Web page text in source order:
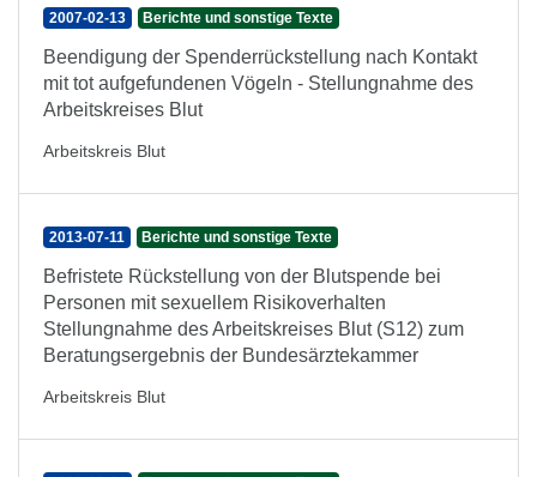
2007-02-13 Berichte und sonstige Texte
Beendigung der Spenderrückstellung nach Kontakt
mit tot aufgefundenen Vögeln - Stellungnahme des
Arbeitskreises Blut
Arbeitskreis Blut
2013-07-11 Berichte und sonstige Texte
Befristete Rückstellung von der Blutspende bei
Personen mit sexuellem Risikoverhalten
Stellungnahme des Arbeitskreises Blut (S12) zum
Beratungsergebnis der Bundesärztekammer
Arbeitskreis Blut